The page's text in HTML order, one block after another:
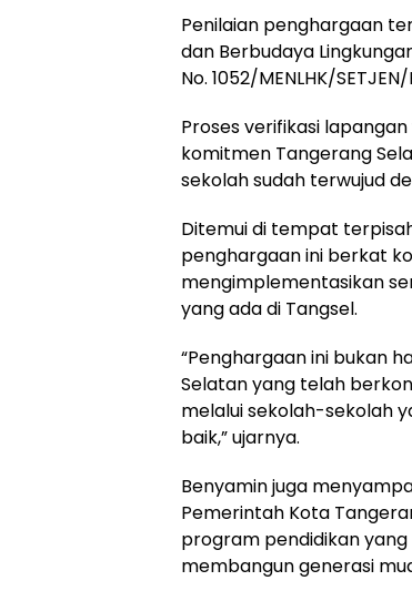
Penilaian penghargaan
dan Berbudaya
No. 1052/MENLHK/
Proses verifikasi
komitmen Tangerang
sekolah sudah terwujud
Ditemui di tempat
penghargaan ini berkat
mengimplementasikan
yang ada di Tangsel.
“Penghargaan ini bukan
Selatan yang telah
melalui sekolah-sekolah
baik,” ujarnya.
Benyamin juga
Pemerintah Kota
program pendidikan
membangun generasi